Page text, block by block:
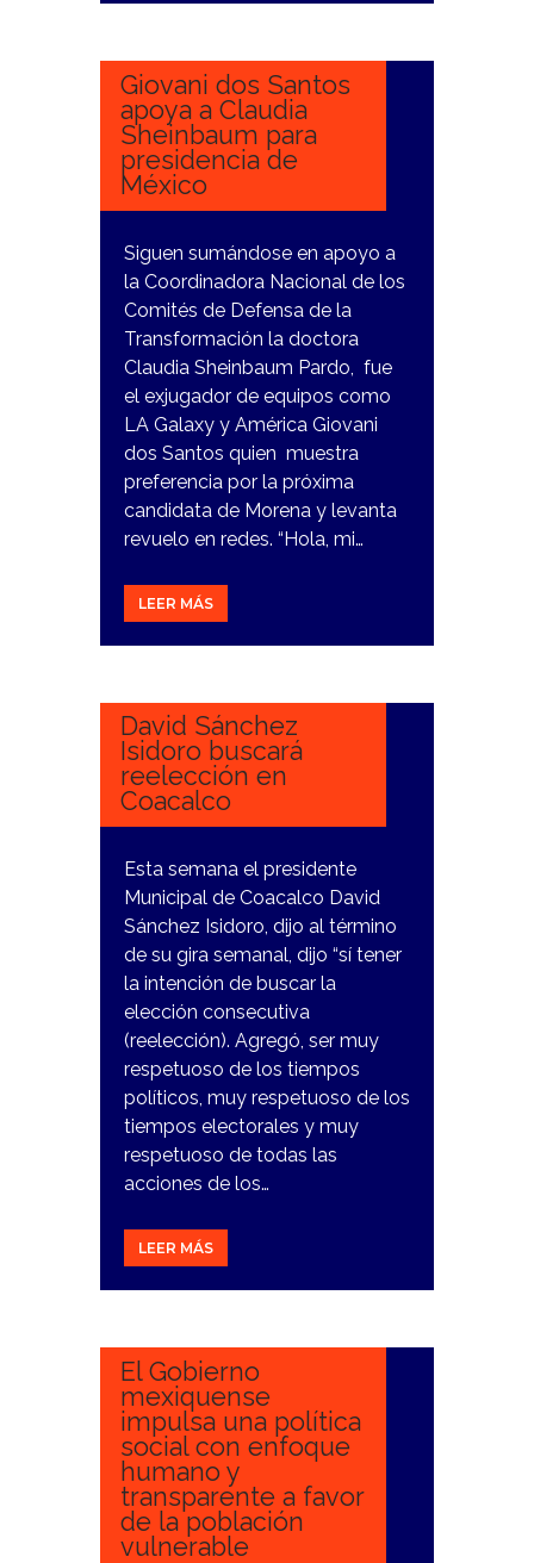
Giovani dos Santos
apoya a Claudia
Sheinbaum para
presidencia de
México
Siguen sumándose en apoyo a
la Coordinadora Nacional de los
Comités de Defensa de la
Transformación la doctora
Claudia Sheinbaum Pardo, fue
el exjugador de equipos como
LA Galaxy y América Giovani
dos Santos quien muestra
preferencia por la próxima
candidata de Morena y levanta
revuelo en redes. “Hola, mi…
LEER MÁS
9
David Sánchez
Isidoro buscará
reelección en
Coacalco
Esta semana el presidente
Municipal de Coacalco David
Sánchez Isidoro, dijo al término
de su gira semanal, dijo “sí tener
la intención de buscar la
elección consecutiva
(reelección). Agregó, ser muy
respetuoso de los tiempos
políticos, muy respetuoso de los
tiempos electorales y muy
respetuoso de todas las
acciones de los…
LEER MÁS
9
El Gobierno
mexiquense
impulsa una política
social con enfoque
humano y
transparente a favor
de la población
vulnerable